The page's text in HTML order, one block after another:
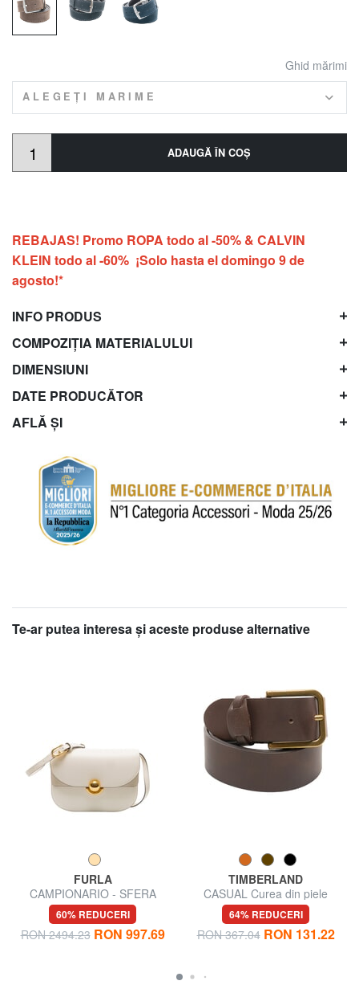
Ghid mărimi
ALEGEȚI MARIME
ADAUGĂ ÎN COŞ
REBAJAS! Promo ROPA todo al -50% & CALVIN
KLEIN todo al -60% ¡Solo hasta el domingo 9 de
agosto!*
INFO PRODUS
COMPOZIȚIA MATERIALULUI
DIMENSIUNI
DATE PRODUCĂTOR
AFLĂ ȘI
Te-ar putea interesa şi aceste produse alternative
FURLA
CAMPIONARIO - SFERA
Geantă de umăr, din piele
60% REDUCERI
RON 2494.23 RON 997.69
TIMBERLAND
CASUAL Curea din piele
scurtabilă
64% REDUCERI
RON 367.04 RON 131.22